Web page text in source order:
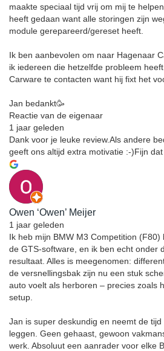
maakte speciaal tijd vrij om mij te
heeft gedaan want alle storingen zijn
module gerepareerd/gereset heeft.
Ik ben aanbevolen om naar Hagenaar
ik iedereen die hetzelfde probleem
Carware te contacten want hij fixt het
Jan bedankt🥳
Reactie van de eigenaar
1 jaar geleden
Dank voor je leuke review.Als andere
geeft ons altijd extra motivatie :-)Fijn
Owen ‘Owen’ Meijer
1 jaar geleden
Ik heb mijn BMW M3 Competition
de GTS-software, en ik ben echt onder
resultaat. Alles is meegenomen:
de versnellingsbak zijn nu een stuk
auto voelt als herboren – precies zoals
setup.
Jan is super deskundig en neemt de
leggen. Geen gehaast, gewoon
werk. Absoluut een aanrader voor elke